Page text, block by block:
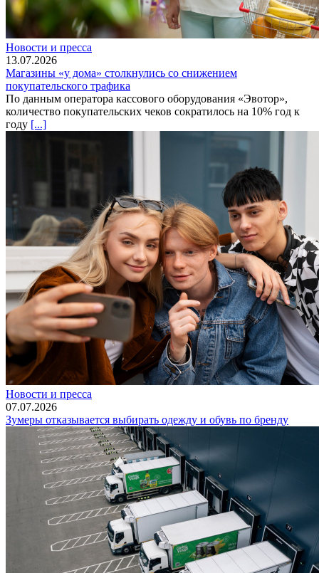
Новости и пресса
13.07.2026
Магазины «у дома» столкнулись со снижением
покупательского трафика
По данным оператора кассового оборудования «Эвотор»,
количество покупательских чеков сократилось на 10% год к
году [...]
Новости и пресса
07.07.2026
Зумеры отказывается выбирать одежду и обувь по бренду